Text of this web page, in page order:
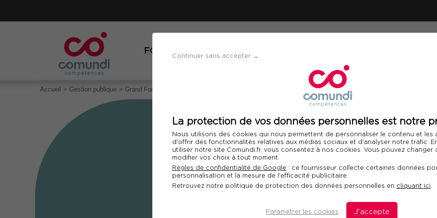
Continuer sans accepter →
La protection de vos données personnelles est notre
Nous utilisons des cookies qui nous permettent de personnaliser le contenu et les
d'offrir des fonctionnalités relatives aux médias sociaux et d'analyser notre trafic.
utiliser notre site Comundi.fr, vous consentez à nos cookies. Vous pouvez changer
modifier vos choix à tout moment.
Règles de confidentialité de Google : ce fournisseur collecte certaines données
personnalisation et la mesure de l'efficacité publicitaire.
Retrouvez notre politique de protection des données personnelles en cliquant ici.
Paramétrer les cookies J'accepte
FORMATIONS
Accueil Gestion publique Grand Forum des Marchés Publics
Grand Forum des
En présentiel ou